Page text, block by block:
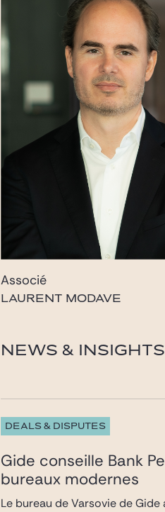
Associé
LAURENT MODAVE
NEWS & INSIGHTS
DEALS & DISPUTES
Gide conseille Bank
bureaux modernes
Le bureau de Varsovie de Gide